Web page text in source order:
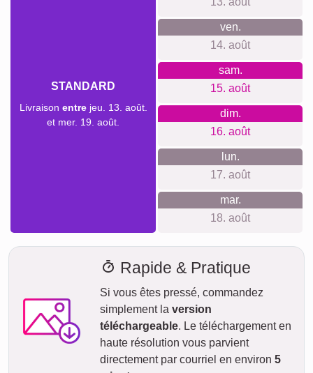
discret à une équipe vétérinaire.
Créer un collage
Délai de livraison et aperçu de
Nous ne voulons pas faire de fausses promesses de
livraison. Avec notre aperçu de livraison, vous pouvez voir à
tout moment quand votre produit sera livré si vous
Avec notre livraison express prioritaire, votre collage photo
pourrait vous parvenir sous deux jours ouvrables
moyennant un supplément (si la commande est passée
avant 8h). Même avec la livraison standard, votre collage -